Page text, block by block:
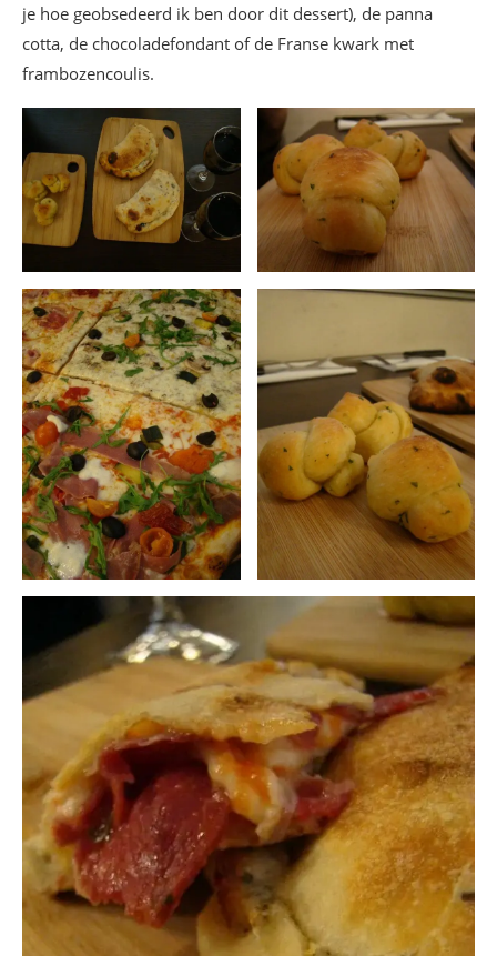
je hoe geobsedeerd ik ben door dit dessert), de panna
cotta, de chocoladefondant of de Franse kwark met
frambozencoulis.